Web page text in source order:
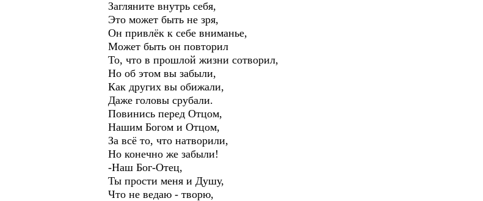
Загляните внутрь себя,
Это может быть не зря,
Он привлёк к себе вниманье,
Может быть он повторил
То, что в прошлой жизни сотворил,
Но об этом вы забыли,
Как других вы обижали,
Даже головы срубали.
Повинись перед Отцом,
Нашим Богом и Отцом,
За всё то, что натворили,
Но конечно же забыли!
-Наш Бог-Отец,
Ты прости меня и Душу,
Что не ведаю - творю,